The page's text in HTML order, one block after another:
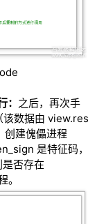
之后，再次手
该数据由 view.res
创建傀儡进程
是特征码，
否存在
。